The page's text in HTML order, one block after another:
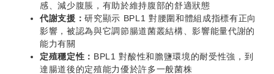
感、減少腹脹，有助於維持腹部的舒適狀態
代謝支援：研究顯示 BPL1 對腰圍和體組成指標有正向
影響，被認為與它調節腸道菌叢結構、影響能量代謝的
能力有關
定殖穩定性： BPL1 對酸性和膽鹽環境的耐受性強，到
達腸道後的定殖能力優於許多一般菌株